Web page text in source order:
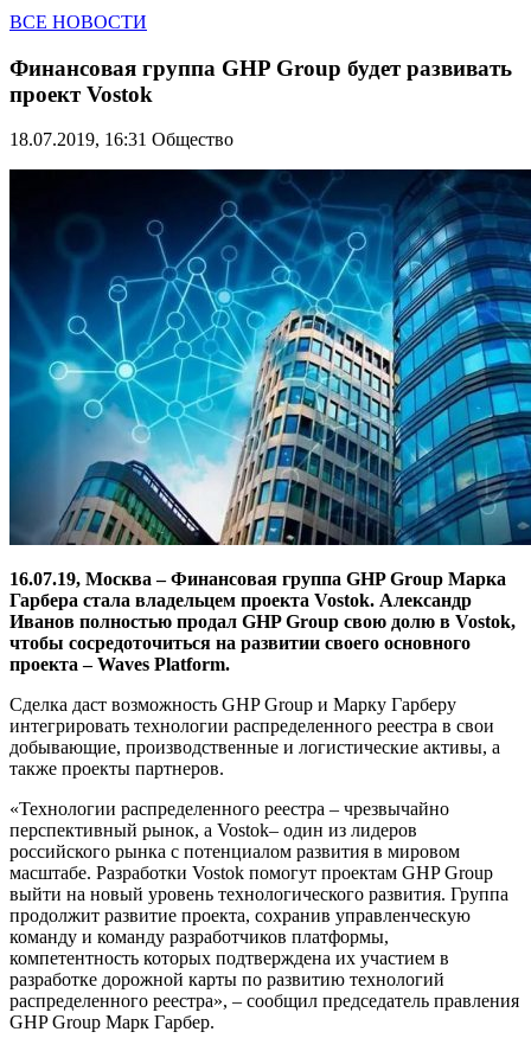
ВСЕ НОВОСТИ
Финансовая группа GHP Group будет развивать
проект Vostok
18.07.2019, 16:31 Общество
16.07.19, Москва – Финансовая группа GHP Group Марка
Гарбера стала владельцем проекта Vostok. Александр
Иванов полностью продал GHP Group свою долю в Vostok,
чтобы сосредоточиться на развитии своего основного
проекта – Waves Platform.
Сделка даст возможность GHP Group и Марку Гарберу
интегрировать технологии распределенного реестра в свои
добывающие, производственные и логистические активы, а
также проекты партнеров.
«Технологии распределенного реестра – чрезвычайно
перспективный рынок, а Vostok– один из лидеров
российского рынка с потенциалом развития в мировом
масштабе. Разработки Vostok помогут проектам GHP Group
выйти на новый уровень технологического развития. Группа
продолжит развитие проекта, сохранив управленческую
команду и команду разработчиков платформы,
компетентность которых подтверждена их участием в
разработке дорожной карты по развитию технологий
распределенного реестра», – сообщил председатель правления
GHP Group Марк Гарбер.